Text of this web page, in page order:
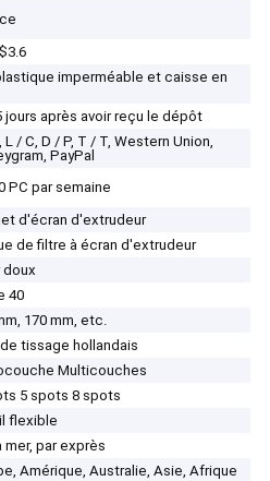
imperméable et caisse en
jours après avoir reçu le dépôt
L / C, D / P, T / T, Western Union,
PayPal
PC par semaine
d'écran d'extrudeur
de filtre à écran d'extrudeur
doux
40
170 mm, etc.
tissage hollandais
Multicouches
5 spots 8 spots
flexible
mer, par exprès
Amérique, Australie, Asie, Afrique